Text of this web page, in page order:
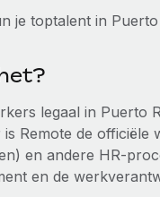
je toptalent in
legaal in Puerto
Remote de
en andere HR-
en de